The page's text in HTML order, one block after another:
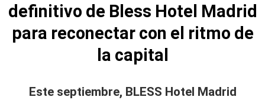
definitivo de Bless Hotel Madrid
para reconectar con el ritmo de
la capital
Este septiembre, BLESS Hotel Madrid